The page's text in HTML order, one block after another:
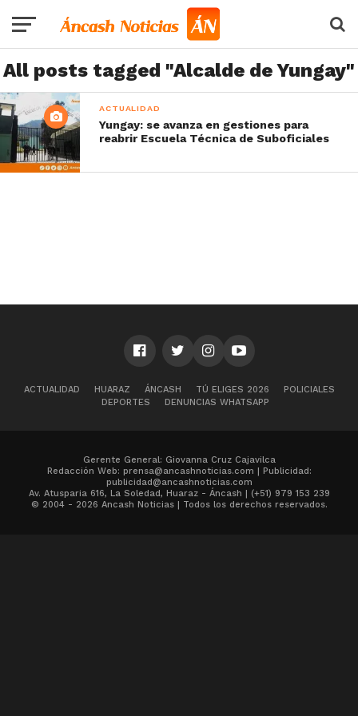
All posts tagged "Alcalde de Yungay"
ACTUALIDAD
Yungay: se avanza en gestiones para
reabrir Escuela Técnica de Suboficiales
ACTUALIDAD HUARAZ ÁNCASH TÚ ELIGES 2026
POLICIALES
DEPORTES
DENUNCIAS WHATSAPP
Gerente General: Giovanna Cruz Cajavilca
Redacción Web: prensa@ancashnoticias.com | Publicidad:
publicidad@ancashnoticias.com
Av. Atusparia 616, La Soledad, Huaraz - Áncash | (+51) 979 153 239
© 2004 - 2026 Ancash Noticias | Todos los derechos reservados.